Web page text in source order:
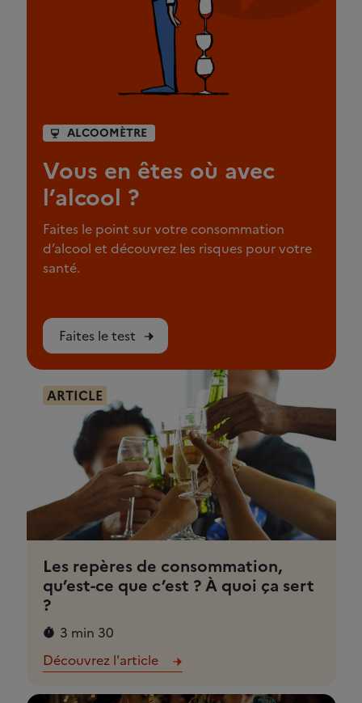
ALCOOMÈTRE
Vous en êtes où avec
l’alcool ?
Faites le point sur votre consommation
d’alcool et découvrez les risques pour votre
santé.
Faites le test
ARTICLE
Les repères de consommation,
qu’est-ce que c’est ? À quoi ça sert
?
3 min 30
Découvrez l'article